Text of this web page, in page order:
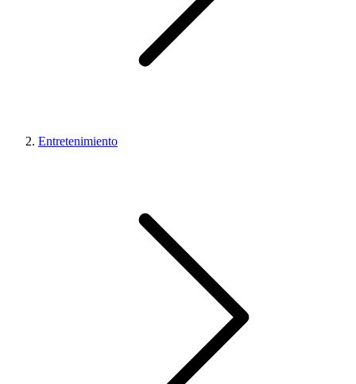
Entretenimiento